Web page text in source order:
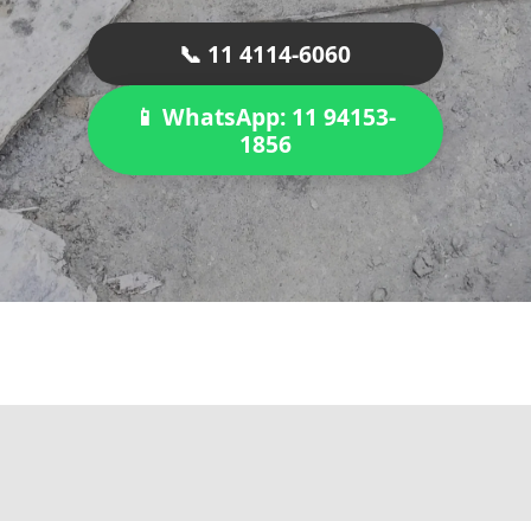
📞 11 4114-6060
📱 WhatsApp: 11 94153-
1856